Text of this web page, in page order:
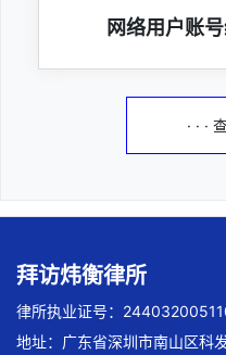
网络用户账
· · ·
拜访炜衡律所
律所执业证号：
地址：广东省深圳市南山区科